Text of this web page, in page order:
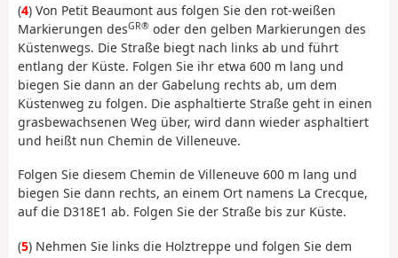
(4) Von Petit Beaumont aus folgen Sie den rot-weißen
Markierungen desGR® oder den gelben Markierungen des
Küstenwegs. Die Straße biegt nach links ab und führt
entlang der Küste. Folgen Sie ihr etwa 600 m lang und
biegen Sie dann an der Gabelung rechts ab, um dem
Küstenweg zu folgen. Die asphaltierte Straße geht in einen
grasbewachsenen Weg über, wird dann wieder asphaltiert
und heißt nun Chemin de Villeneuve.
Folgen Sie diesem Chemin de Villeneuve 600 m lang und
biegen Sie dann rechts, an einem Ort namens La Crecque,
auf die D318E1 ab. Folgen Sie der Straße bis zur Küste.
(5) Nehmen Sie links die Holztreppe und folgen Sie dem